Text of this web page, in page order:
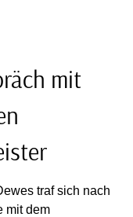
mit
traf sich nach
mit dem